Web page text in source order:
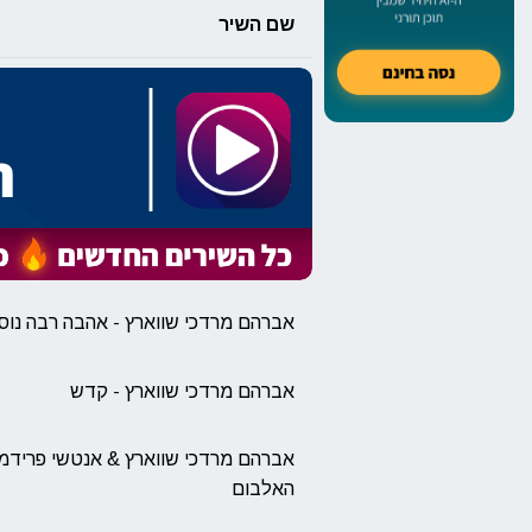
שם השיר
אברהם מרדכי שווארץ - אהבה רבה
אברהם מרדכי שווארץ - קדש
אברהם מרדכי שווארץ & אנטשי
האלבום